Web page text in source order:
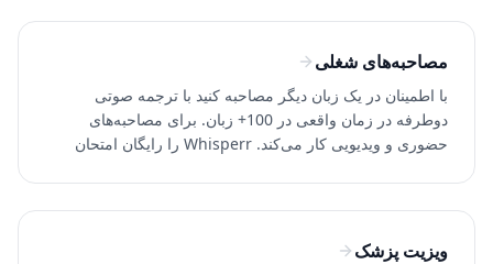
مصاحبه‌های شغلی
با اطمینان در یک زبان دیگر مصاحبه کنید با ترجمه صوتی
دوطرفه در زمان واقعی در 100+ زبان. برای مصاحبه‌های
حضوری و ویدیویی کار می‌کند. Whisperr را رایگان امتحان
ویزیت پزشک